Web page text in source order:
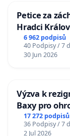
Petice za
Hradci
6 962 podpisů
40 Podpisy / 7
30 Jun 2026
Výzva k
Baxy pro
17 272 podpisů
36 Podpisy / 7
2 Jul 2026